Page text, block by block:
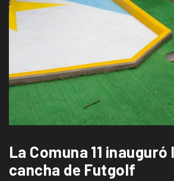
La Comuna 11
cancha de Futgolf